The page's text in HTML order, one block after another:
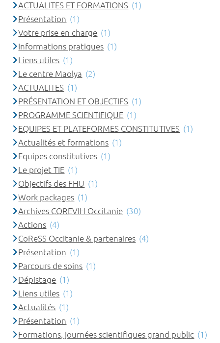
ACTUALITES ET FORMATIONS (1)
Présentation (1)
Votre prise en charge (1)
Informations pratiques (1)
Liens utiles (1)
Le centre Maolya (2)
ACTUALITES (1)
PRÉSENTATION ET OBJECTIFS (1)
PROGRAMME SCIENTIFIQUE (1)
EQUIPES ET PLATEFORMES CONSTITUTIVES (1)
Actualités et formations (1)
Equipes constitutives (1)
Le projet TIE (1)
Objectifs des FHU (1)
Work packages (1)
Archives COREVIH Occitanie (30)
Actions (4)
CoReSS Occitanie & partenaires (4)
Présentation (1)
Parcours de soins (1)
Dépistage (1)
Liens utiles (1)
Actualités (1)
Présentation (1)
Formations, journées scientifiques grand public (1)